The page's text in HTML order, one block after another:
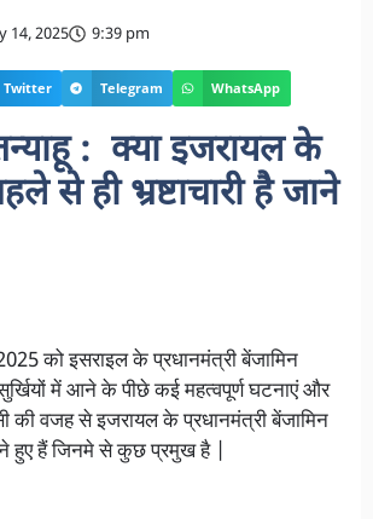
14, 2025 9:39 pm
Twitter Telegram WhatsApp
: क्या इजरायल के
से ही भ्रष्टाचारी है जाने
को इसराइल के प्रधानमंत्री बेंजामिन
में आने के पीछे कई महत्वपूर्ण घटनाएं और
की वजह से इजरायल के प्रधानमंत्री बेंजामिन
हुए हैं जिनमे से कुछ प्रमुख है |